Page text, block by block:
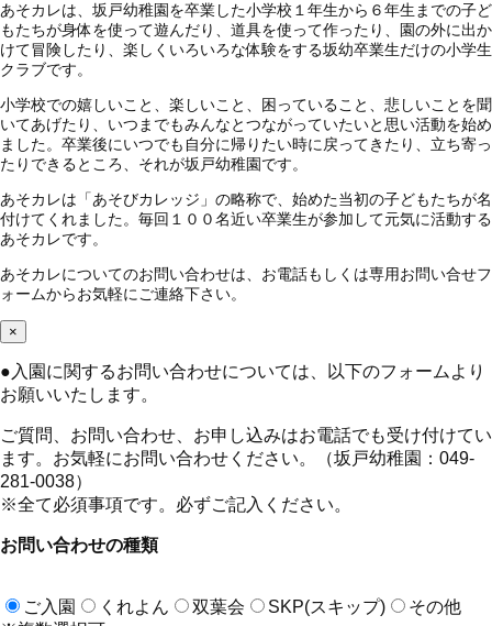
あそカレは、坂戸幼稚園を卒業した小学校１年生から６年生までの子ど
もたちが身体を使って遊んだり、道具を使って作ったり、園の外に出か
けて冒険したり、楽しくいろいろな体験をする坂幼卒業生だけの小学生
クラブです。
小学校での嬉しいこと、楽しいこと、困っていること、悲しいことを聞
いてあげたり、いつまでもみんなとつながっていたいと思い活動を始め
ました。卒業後にいつでも自分に帰りたい時に戻ってきたり、立ち寄っ
たりできるところ、それが坂戸幼稚園です。
あそカレは「あそびカレッジ」の略称で、始めた当初の子どもたちが名
付けてくれました。毎回１００名近い卒業生が参加して元気に活動する
あそカレです。
あそカレについてのお問い合わせは、お電話もしくは専用お問い合せフ
ォームからお気軽にご連絡下さい。
×
● 入園に関するお問い合わせについては、以下のフォームより
お願いいたします。
ご質問、お問い合わせ、お申し込みはお電話でも受け付けてい
ます。お気軽にお問い合わせください。（坂戸幼稚園：049-
281-0038）
※全て必須事項です。必ずご記入ください。
お問い合わせの種類
ご入園 くれよん 双葉会 SKP(スキップ)
その他